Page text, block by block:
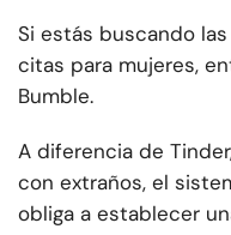
Si estás buscando
citas para mujeres,
Bumble.
A diferencia de
con extraños, el
obliga a establecer